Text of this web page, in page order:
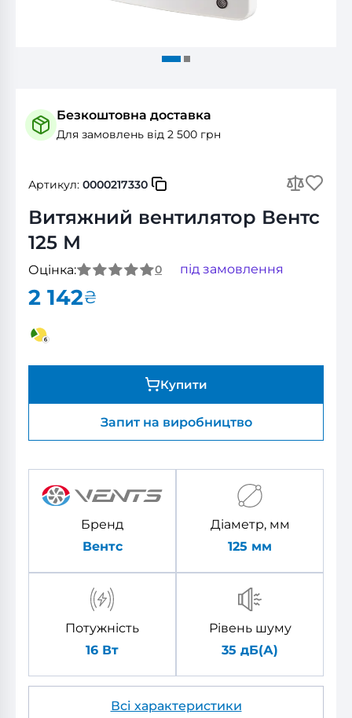
Безкоштовна доставка
Для замовлень від 2 500 грн
Артикул: 0000217330
Витяжний вентилятор Вентс
125 М
Оцінка: 0 під замовлення
2 142₴
Купити
Запит на виробництво
Бренд
Вентс
Діаметр, мм
125 мм
Потужність
16 Вт
Рівень шуму
35 дБ(А)
Всі характеристики